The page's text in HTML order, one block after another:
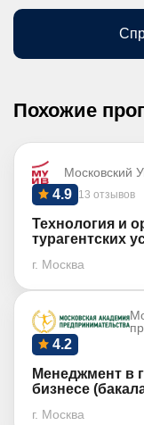
Похожие
Московский
13 отзывов
4.9
Технология и
турагентских
г. Москва
4.2
Менеджмент в
бизнесе
г. Москва